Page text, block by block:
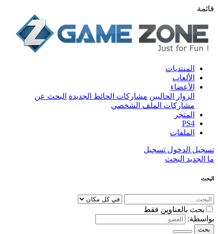
قائمة
المنتديات
الألعاب
الأعضاء
الزوار الحاليين مشاركات الحائط الجديدة البحث عن
مشاركات الملف الشخصي
المتجر
PS4
الملفات
تسجيل الدخول تسجيل
ما الجديد البحث
البحث
بحث بالعناوين فقط
بواسطة:
بحث